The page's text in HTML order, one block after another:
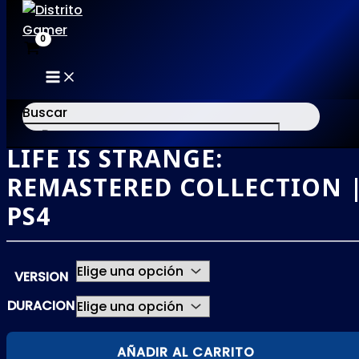
al
contenido
MAIN
MENU
Buscar
×
LIFE IS STRANGE:
REMASTERED COLLECTION
PS4
VERSION
DURACION
LIFE
AÑADIR AL CARRITO